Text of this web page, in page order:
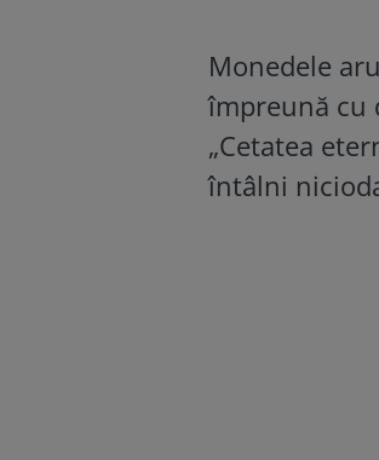
Monedele
împreună cu
„Cetatea
întâlni